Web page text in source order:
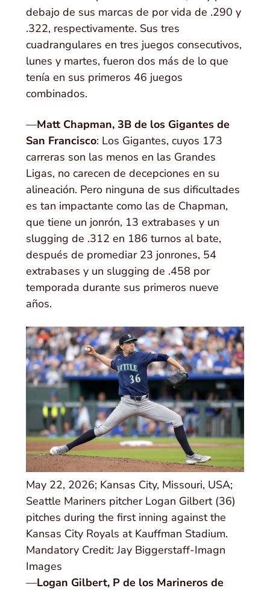
debajo de sus marcas de por vida de .290 y
.322, respectivamente. Sus tres
cuadrangulares en tres juegos consecutivos,
lunes y martes, fueron dos más de lo que
tenía en sus primeros 46 juegos
combinados.
—Matt Chapman, 3B de los Gigantes de
San Francisco: Los Gigantes, cuyos 173
carreras son las menos en las Grandes
Ligas, no carecen de decepciones en su
alineación. Pero ninguna de sus dificultades
es tan impactante como las de Chapman,
que tiene un jonrón, 13 extrabases y un
slugging de .312 en 186 turnos al bate,
después de promediar 23 jonrones, 54
extrabases y un slugging de .458 por
temporada durante sus primeros nueve
años.
May 22, 2026; Kansas City, Missouri, USA;
Seattle Mariners pitcher Logan Gilbert (36)
pitches during the first inning against the
Kansas City Royals at Kauffman Stadium.
Mandatory Credit: Jay Biggerstaff-Imagn
Images
—Logan Gilbert, P de los Marineros de